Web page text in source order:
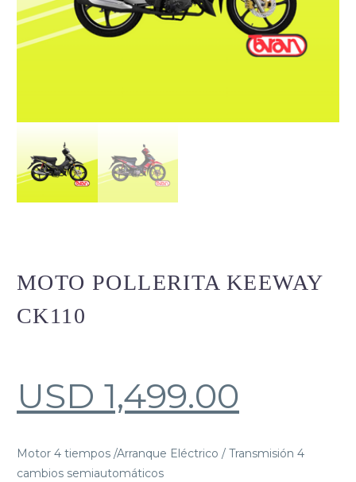
MOTO POLLERITA KEEWAY
CK110
USD 1,499.00
Motor 4 tiempos /Arranque Eléctrico / Transmisión 4
cambios semiautomáticos